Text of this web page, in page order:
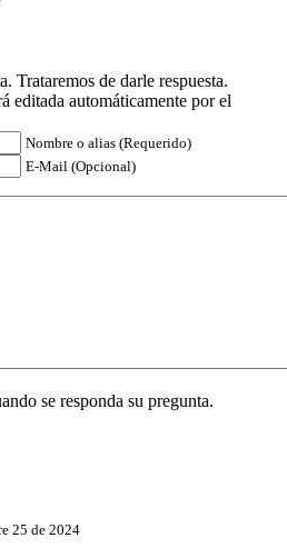
Trataremos de darle respuesta.
editada automáticamente por el
Nombre o alias (Requerido)
E-Mail (Opcional)
se responda su pregunta.
25 de 2024